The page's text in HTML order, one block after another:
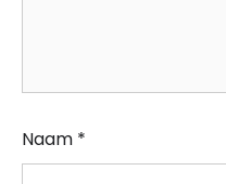
Naam *